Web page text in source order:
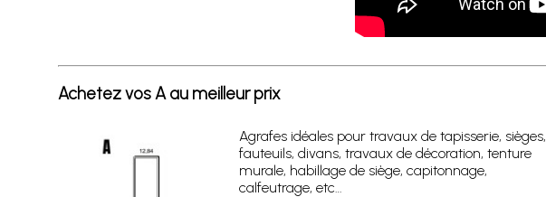
Achetez vos A au meilleur prix
Agrafes idéales pour travaux de tapisserie, sièges,
fauteuils, divans, travaux de décoration, tenture
murale, habillage de siège, capitonnage,
calfeutrage, etc…